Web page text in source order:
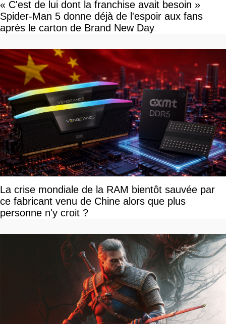
« C'est de lui dont la franchise avait besoin »
Spider-Man 5 donne déjà de l'espoir aux fans
après le carton de Brand New Day
La crise mondiale de la RAM bientôt sauvée par
ce fabricant venu de Chine alors que plus
personne n'y croit ?